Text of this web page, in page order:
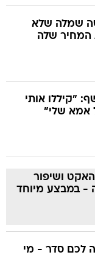
שמלה שלא
המחיר שלה
"קיללו אותי
אמא שלי"
ושיפור
- במבצע מיוחד
לכם סדר - מי